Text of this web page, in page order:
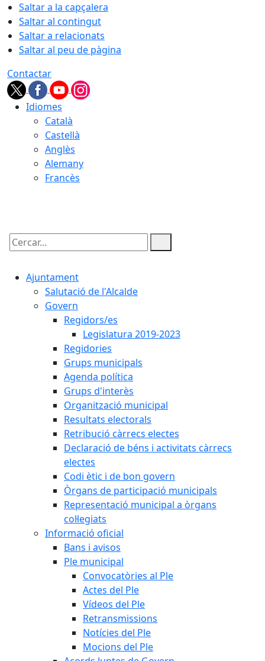
Saltar a la capçalera
Saltar al contingut
Saltar a relacionats
Saltar al peu de pàgina
Contactar
Idiomes
Català
Castellà
Anglès
Alemany
Francès
Cercar:
Ajuntament
Salutació de l'Alcalde
Govern
Regidors/es
Legislatura 2019-2023
Regidories
Grups municipals
Agenda política
Grups d'interès
Organització municipal
Resultats electorals
Retribució càrrecs electes
Declaració de béns i activitats càrrecs
electes
Codi ètic i de bon govern
Òrgans de participació municipals
Representació municipal a òrgans
col·legiats
Informació oficial
Bans i avisos
Ple municipal
Convocatòries al Ple
Actes del Ple
Vídeos del Ple
Retransmissions
Notícies del Ple
Mocions del Ple